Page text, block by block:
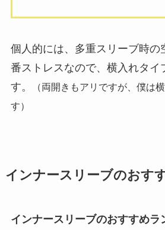
個人的には、多重スリーブ時の
番ストレスなので、横入れタイ
す。
（両開きもアリですが、僕は
す）
インナースリーブのおす
インナースリーブのおすすめラ